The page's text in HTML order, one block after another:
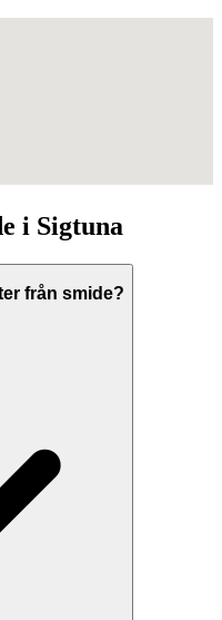
i Sigtuna
från smide?